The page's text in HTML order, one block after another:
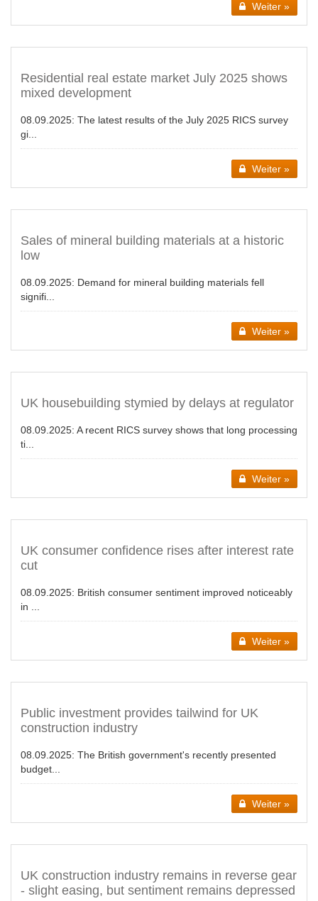
Weiter »
Residential real estate market July 2025 shows
mixed development
08.09.2025: The latest results of the July 2025 RICS survey
gi...
Weiter »
Sales of mineral building materials at a historic
low
08.09.2025: Demand for mineral building materials fell
signifi...
Weiter »
UK housebuilding stymied by delays at regulator
08.09.2025: A recent RICS survey shows that long processing
ti...
Weiter »
UK consumer confidence rises after interest rate
cut
08.09.2025: British consumer sentiment improved noticeably
in ...
Weiter »
Public investment provides tailwind for UK
construction industry
08.09.2025: The British government's recently presented
budget...
Weiter »
UK construction industry remains in reverse gear
- slight easing, but sentiment remains depressed